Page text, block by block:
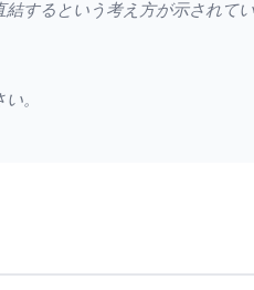
するという考え方が示されて
。